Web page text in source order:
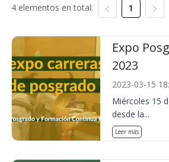
4 elementos en total: 1
Expo
2023
2023-03-15
Miércoles 15
desde la...
Leer más